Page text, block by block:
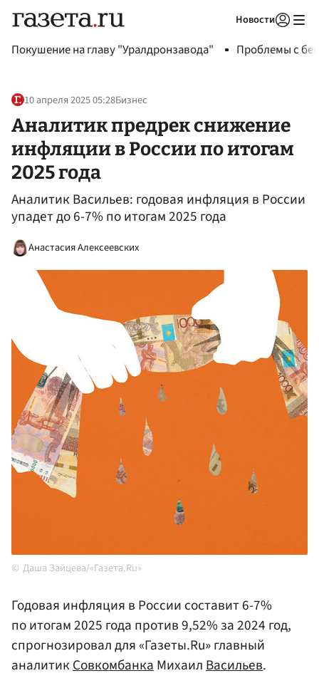
Новости
Покушение на главу "Уралдронзавода" Проблемы с
10 апреля 2025 05:28Бизнес
Аналитик предрек снижение
инфляции в России по итогам
2025 года
Аналитик Васильев: годовая инфляция в России
упадет до 6-7% по итогам 2025 года
Анастасия Алексеевских
Даша Зайцева/«Газета.Ru»
Годовая инфляция в России составит 6-7%
по итогам 2025 года против 9,52% за 2024 год,
спрогнозировал для «Газеты.Ru» главный
аналитикСовкомбанкаМихаилВасильев.